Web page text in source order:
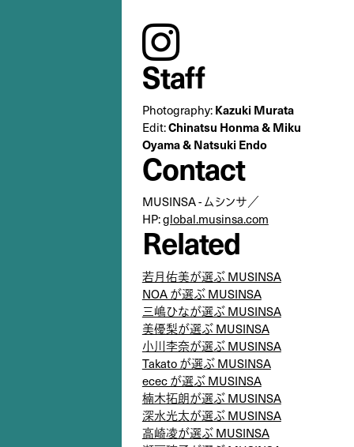
instagram
Staff
Photography: Kazuki Murata
Edit:Chinatsu Honma & Miku
Oyama & Natsuki Endo
Contact
MUSINSA - ムシンサ／
HP:global.musinsa.com
Related
若月佑美が選ぶ MUSINSA
NOA が選ぶ MUSINSA
三嶋ひなが選ぶ MUSINSA
美優梨が選ぶ MUSINSA
小川李奈が選ぶ MUSINSA
Takato が選ぶ MUSINSA
ecec が選ぶ MUSINSA
楠木拓朗が選ぶ MUSINSA
深水光太が選ぶ MUSINSA
高崎凌が選ぶ MUSINSA